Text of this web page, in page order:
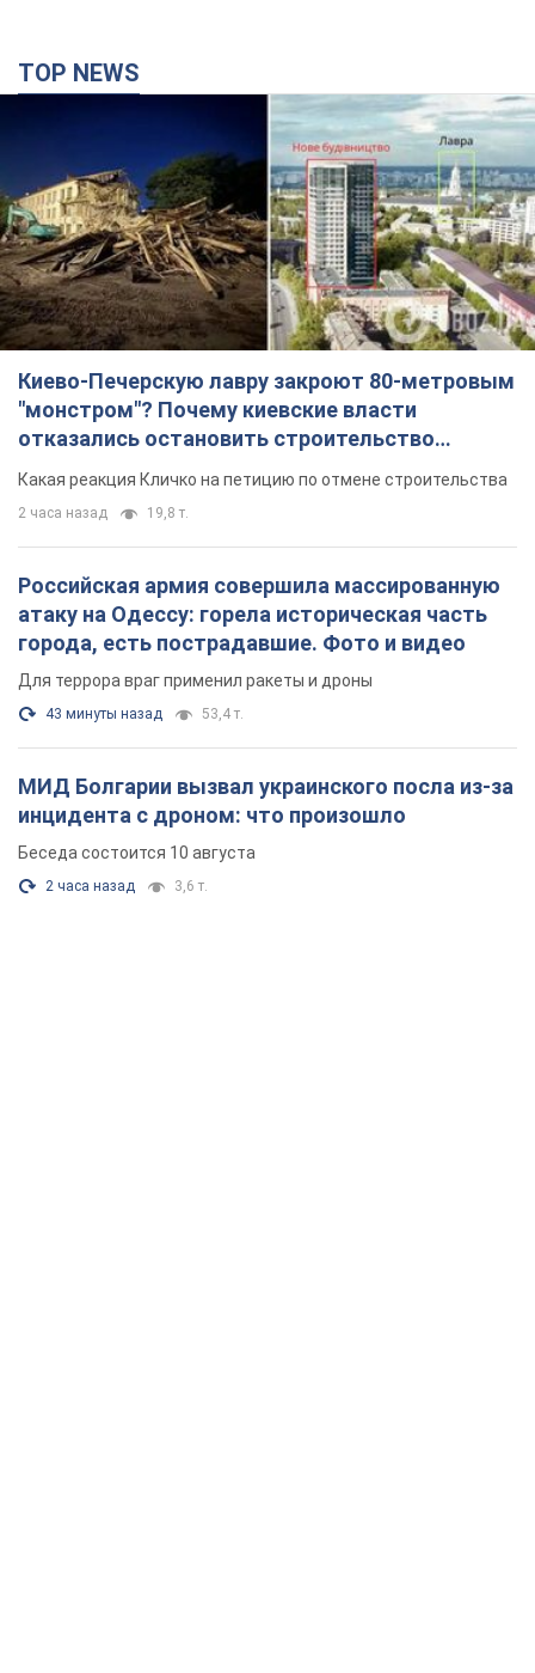
TOP NEWS
Киево-Печерскую лавру закроют 80-метровым
"монстром"? Почему киевские власти
отказались остановить строительство
небоскреба "московского верующего"
Какая реакция Кличко на петицию по отмене строительства
2 часа назад 19,8 т.
Российская армия совершила массированную
атаку на Одессу: горела историческая часть
города, есть пострадавшие. Фото и видео
Для террора враг применил ракеты и дроны
43 минуты назад 53,4 т.
МИД Болгарии вызвал украинского посла из-за
инцидента с дроном: что произошло
Беседа состоится 10 августа
2 часа назад 3,6 т.